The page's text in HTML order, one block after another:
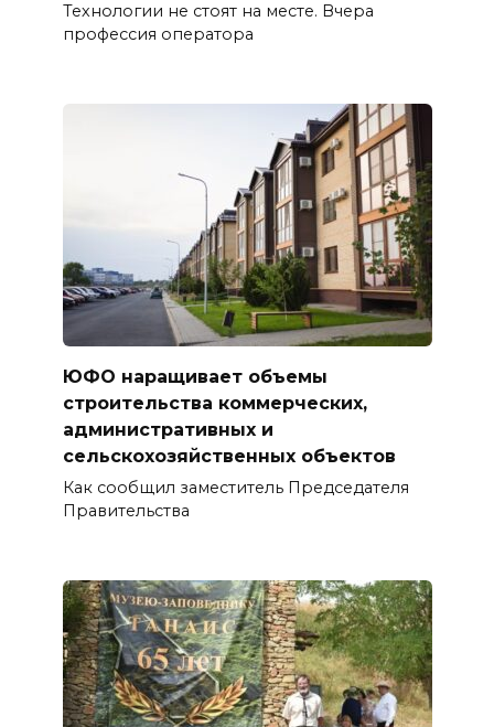
Технологии не стоят на месте. Вчера
профессия оператора
ЮФО наращивает объемы
строительства коммерческих,
административных и
сельскохозяйственных объектов
Как сообщил заместитель Председателя
Правительства